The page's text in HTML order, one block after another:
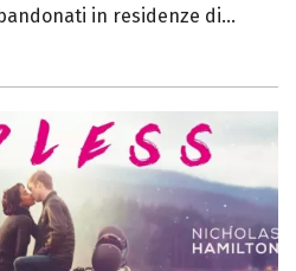
in residenze di...